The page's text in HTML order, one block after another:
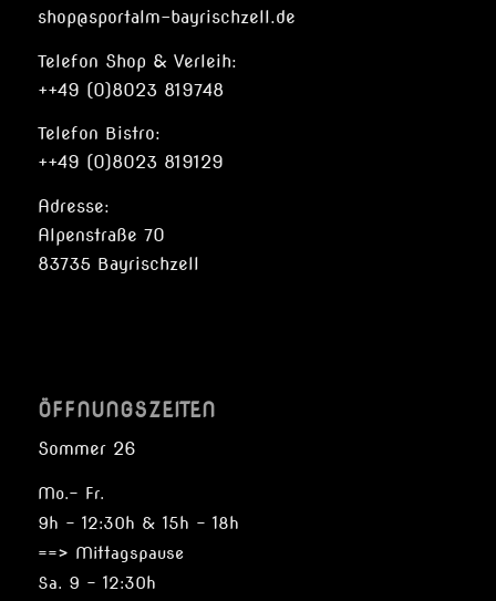
shop@sportalm-bayrischzell.de
Telefon Shop & Verleih:
++49 (0)8023 819748
Telefon Bistro:
++49 (0)8023 819129
Adresse:
Alpenstraße 70
83735 Bayrischzell
ÖFFNUNGSZEITEN
Sommer 26
Mo.- Fr.
9h – 12:30h & 15h – 18h
==> Mittagspause
Sa. 9 – 12:30h